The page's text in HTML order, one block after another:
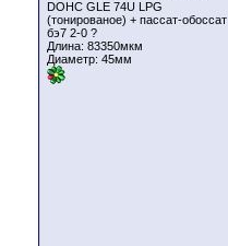
DOHC GLE 74U LPG
(тонированое) + пассат-обоссат
бэ7 2-0 ?
Длина: 83350мкм
Диаметр: 45мм